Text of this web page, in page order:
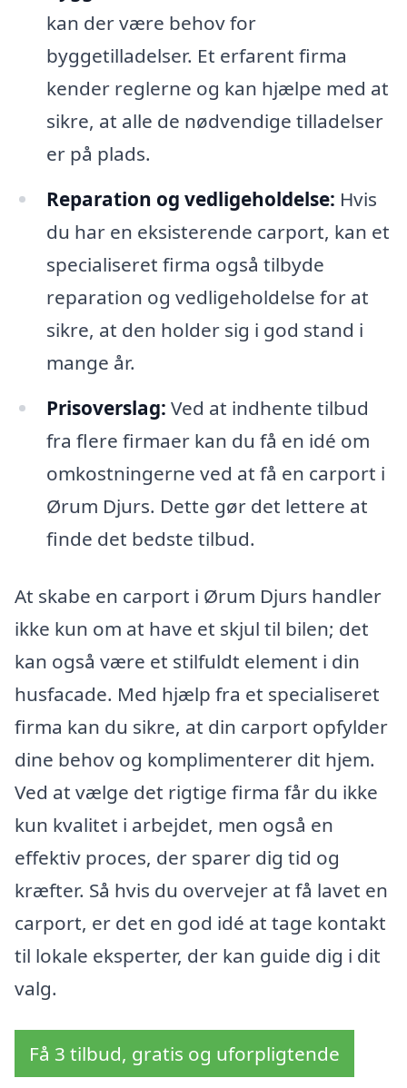
kan der være behov for
byggetilladelser. Et erfarent firma
kender reglerne og kan hjælpe med at
sikre, at alle de nødvendige tilladelser
er på plads.
Reparation og vedligeholdelse: Hvis
du har en eksisterende carport, kan et
specialiseret firma også tilbyde
reparation og vedligeholdelse for at
sikre, at den holder sig i god stand i
mange år.
Prisoverslag: Ved at indhente tilbud
fra flere firmaer kan du få en idé om
omkostningerne ved at få en carport i
Ørum Djurs. Dette gør det lettere at
finde det bedste tilbud.
At skabe en carport i Ørum Djurs handler
ikke kun om at have et skjul til bilen; det
kan også være et stilfuldt element i din
husfacade. Med hjælp fra et specialiseret
firma kan du sikre, at din carport opfylder
dine behov og komplimenterer dit hjem.
Ved at vælge det rigtige firma får du ikke
kun kvalitet i arbejdet, men også en
effektiv proces, der sparer dig tid og
kræfter. Så hvis du overvejer at få lavet en
carport, er det en god idé at tage kontakt
til lokale eksperter, der kan guide dig i dit
valg.
Få 3 tilbud, gratis og uforpligtende